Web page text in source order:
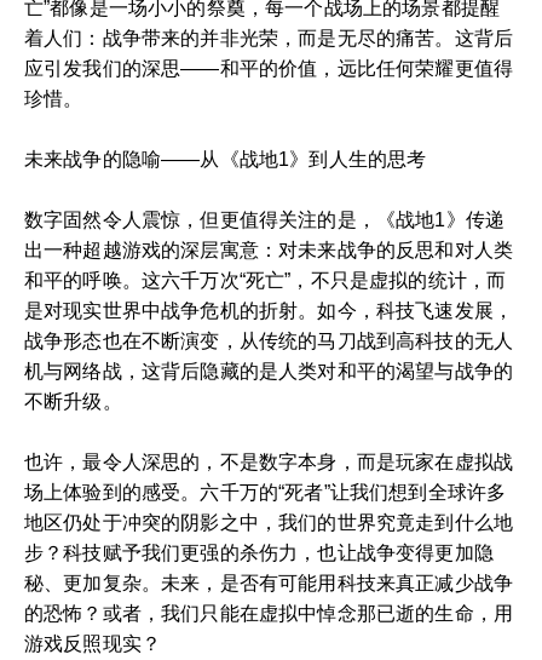
亡”都像是一场小小的祭奠，每一个战场上的场景都提醒
着人们：战争带来的并非光荣，而是无尽的痛苦。这背后
应引发我们的深思——和平的价值，远比任何荣耀更值得
珍惜。
未来战争的隐喻——从《战地1》到人生的思考
数字固然令人震惊，但更值得关注的是，《战地1》传递
出一种超越游戏的深层寓意：对未来战争的反思和对人类
和平的呼唤。这六千万次“死亡”，不只是虚拟的统计，而
是对现实世界中战争危机的折射。如今，科技飞速发展，
战争形态也在不断演变，从传统的马刀战到高科技的无人
机与网络战，这背后隐藏的是人类对和平的渴望与战争的
不断升级。
也许，最令人深思的，不是数字本身，而是玩家在虚拟战
场上体验到的感受。六千万的“死者”让我们想到全球许多
地区仍处于冲突的阴影之中，我们的世界究竟走到什么地
步？科技赋予我们更强的杀伤力，也让战争变得更加隐
秘、更加复杂。未来，是否有可能用科技来真正减少战争
的恐怖？或者，我们只能在虚拟中悼念那已逝的生命，用
游戏反照现实？